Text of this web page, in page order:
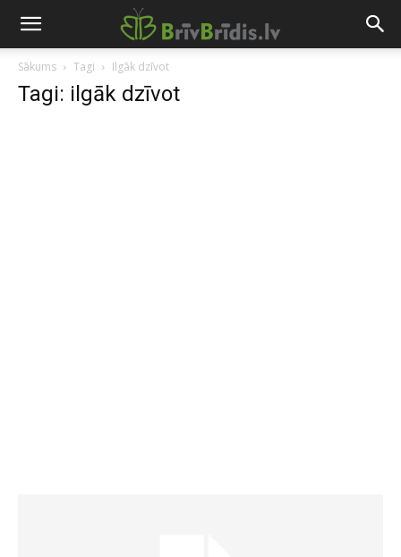
Sākums Tagi Ilgāk dzīvot
Tagi: ilgāk dzīvot